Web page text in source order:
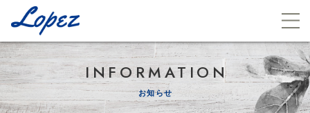
INFORMATION
お知らせ